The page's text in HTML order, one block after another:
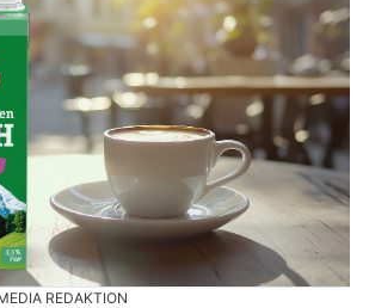
REDAKTION